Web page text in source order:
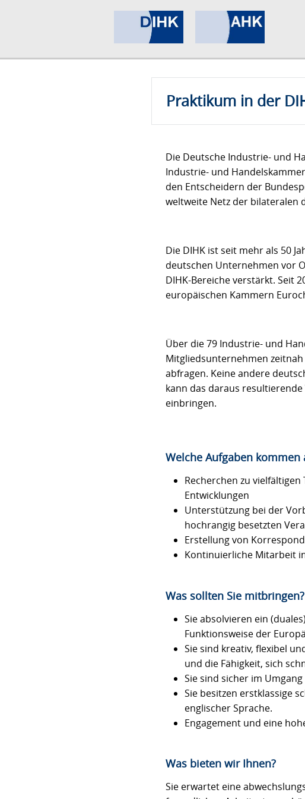
Praktikum in der
Die Deutsche Industrie- und
Industrie- und
den Entscheidern der
weltweite Netz der bilateralen
Die DIHK ist seit mehr als 50
deutschen Unternehmen vor
DIHK-Bereiche verstärkt. Seit
europäischen Kammern
Über die 79 Industrie- und
Mitgliedsunternehmen
abfragen. Keine andere
kann das daraus
einbringen.
Welche Aufgaben kommen
Recherchen zu
Entwicklungen
Unterstützung bei der
hochrangig besetzten
Erstellung von
Kontinuierliche Mitarbeit
Was sollten Sie mitbringen?
Sie absolvieren ein
Funktionsweise der
Sie sind kreativ, flexibel
und die Fähigkeit, sich
Sie sind sicher im
Sie besitzen erstklassige
englischer Sprache.
Engagement und eine
Was bieten wir Ihnen?
Sie erwartet eine